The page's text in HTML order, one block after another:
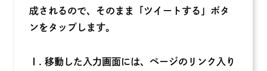
成されるので、そのまま「ツイートする」ボタ
ンをタップします。
Ⅰ. 移動した入力画面には、ページのリンク入り